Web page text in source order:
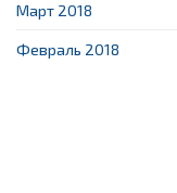
Март 2018
Февраль 2018